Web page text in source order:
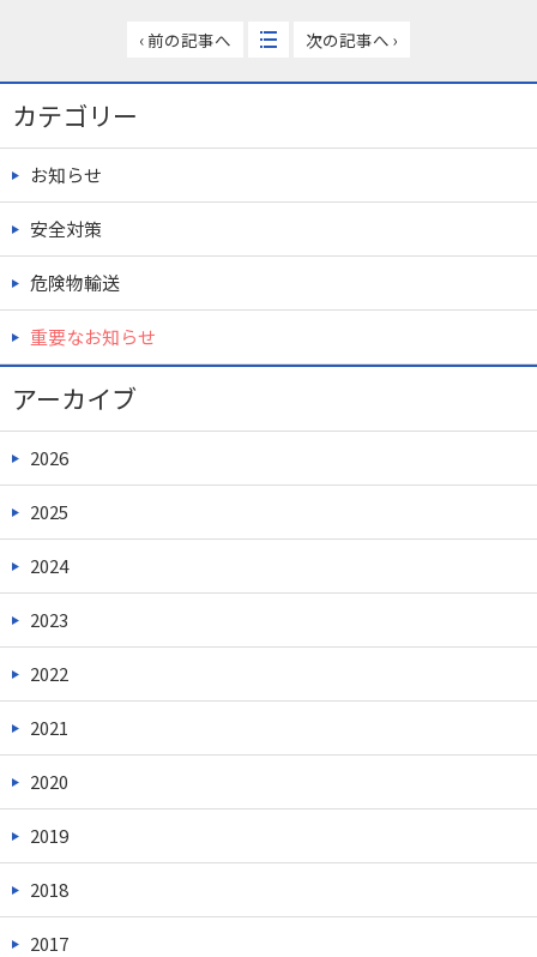
‹ 前の記事へ 次の記事へ ›
カテゴリー
お知らせ
安全対策
危険物輸送
重要なお知らせ
アーカイブ
2026
2025
2024
2023
2022
2021
2020
2019
2018
2017